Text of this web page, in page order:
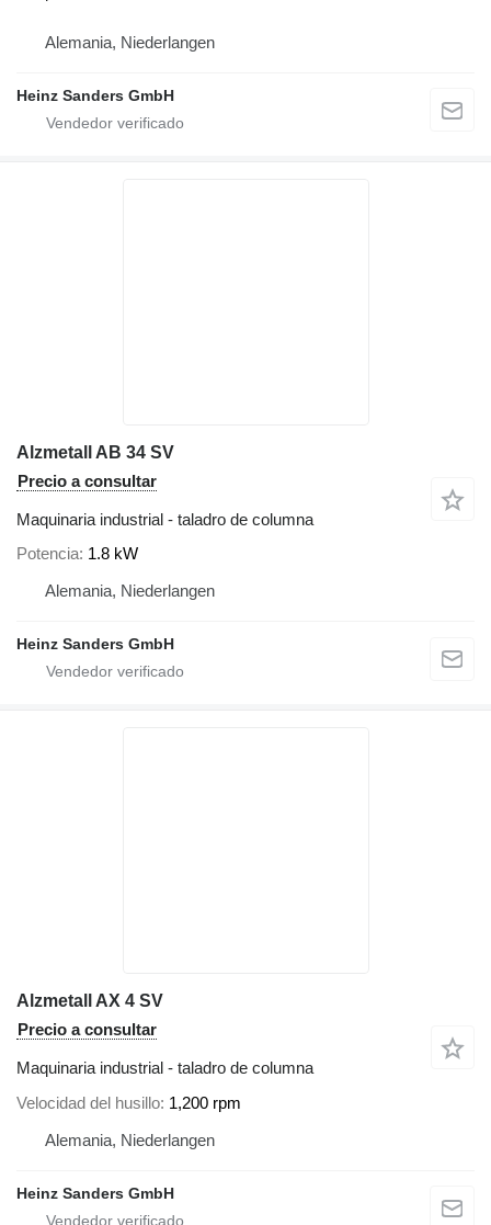
Alemania, Niederlangen
Heinz Sanders GmbH
Alzmetall AB 34 SV
Precio a consultar
Maquinaria industrial - taladro de columna
Potencia 1.8 kW
Alemania, Niederlangen
Heinz Sanders GmbH
Alzmetall AX 4 SV
Precio a consultar
Maquinaria industrial - taladro de columna
Velocidad del husillo 1,200 rpm
Alemania, Niederlangen
Heinz Sanders GmbH